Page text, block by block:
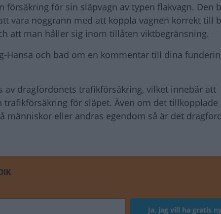
för sin släpvagn av typen flakvagn. Den
vara noggrann med att koppla vagnen korrekt till
att man håller sig inom tillåten viktbegränsning.
Hansa och bad om en kommentar till dina
av dragfordonets trafikförsäkring, vilket innebär att
trafikförsäkring för släpet. Även om det tillkopplade
människor eller andras egendom så är det